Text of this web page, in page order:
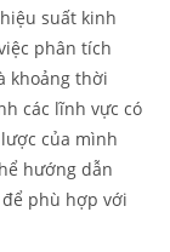
suất kinh
phân tích
khoảng thời
các lĩnh vực có
của mình
hướng dẫn
phù hợp với